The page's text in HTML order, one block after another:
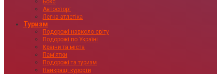
Автоспорт
Легка атлетіка
Туризм
Подорожі навколо світу
Подорожі по Україні
Країни та міста
Пам’ятки
Подорожі та туризм
Найкращі курорти